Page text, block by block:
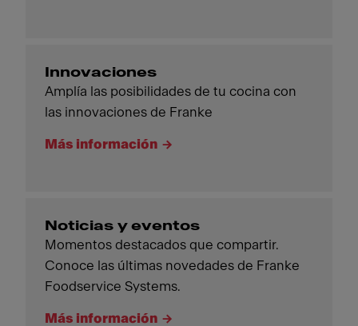
Innovaciones
Amplía las posibilidades de tu cocina con
las innovaciones de Franke
Más información
Noticias y eventos
Momentos destacados que compartir.
Conoce las últimas novedades de Franke
Foodservice Systems.
Más información